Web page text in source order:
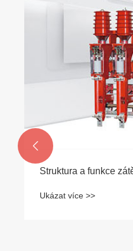
Struktura a funkce
Ukázat více >>
